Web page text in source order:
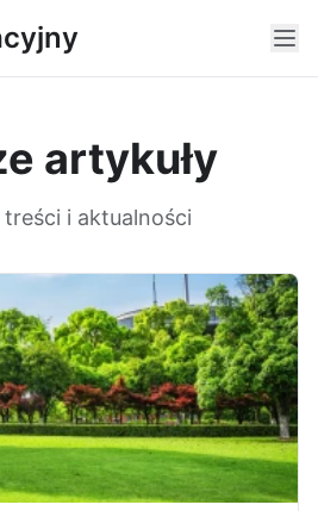
artykuły
i aktualności